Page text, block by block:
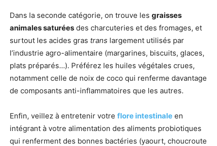
Dans la seconde catégorie, on trouve les graisses
animales saturées des charcuteries et des fromages, et
surtout les acides gras trans largement utilisés par
l’industrie agro-alimentaire (margarines, biscuits, glaces,
plats préparés…). Préférez les huiles végétales crues,
notamment celle de noix de coco qui renferme davantage
de composants anti-inflammatoires que les autres.
Enfin, veillez à entretenir votre flore intestinale en
intégrant à votre alimentation des aliments probiotiques
qui renferment des bonnes bactéries (yaourt, choucroute